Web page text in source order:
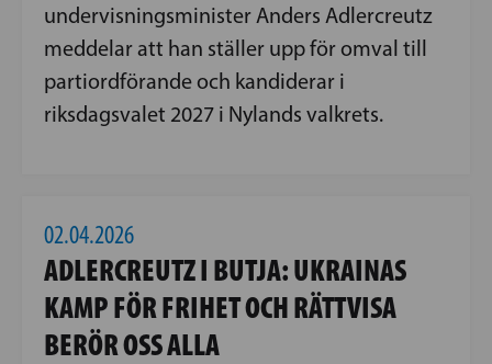
undervisningsminister Anders Adlercreutz
meddelar att han ställer upp för omval till
partiordförande och kandiderar i
riksdagsvalet 2027 i Nylands valkrets.
02.04.2026
ADLERCREUTZ I BUTJA: UKRAINAS
KAMP FÖR FRIHET OCH RÄTTVISA
BERÖR OSS ALLA